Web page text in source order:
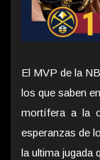
El MVP de la
los que saben
mortífera a la
esperanzas de
la ultima jugada